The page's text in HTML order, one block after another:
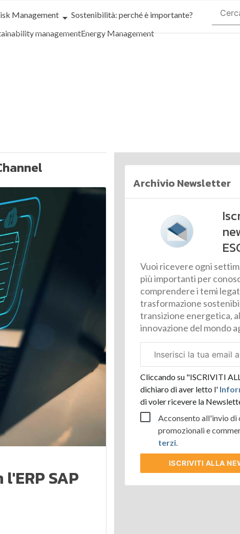
Management
Sostenibilità: perché è importante?
managementEnergy Management
SAP
Archivio Newsletter
Vuoi ricevere ogni
più importanti per
comprendere i temi legati
trasformazione
transizione energetica,
innovazione del mondo
aziendale
Cliccando su "ISCRIVITI
dichiaro di aver letto l'
di voler ricevere la
Acconsento all'invio di
promozionali e
terzi.
ISCRIVITI ALLA